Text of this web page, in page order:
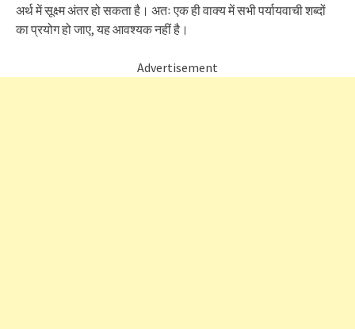
अर्थ में सूक्ष्म अंतर हो सकता है। अतः एक ही वाक्य में सभी पर्यायवाची शब्दों
का प्रयोग हो जाए, यह आवश्यक नहीं है।
Advertisement